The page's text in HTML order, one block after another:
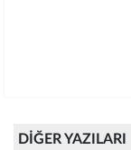
DİĞER YAZILARI